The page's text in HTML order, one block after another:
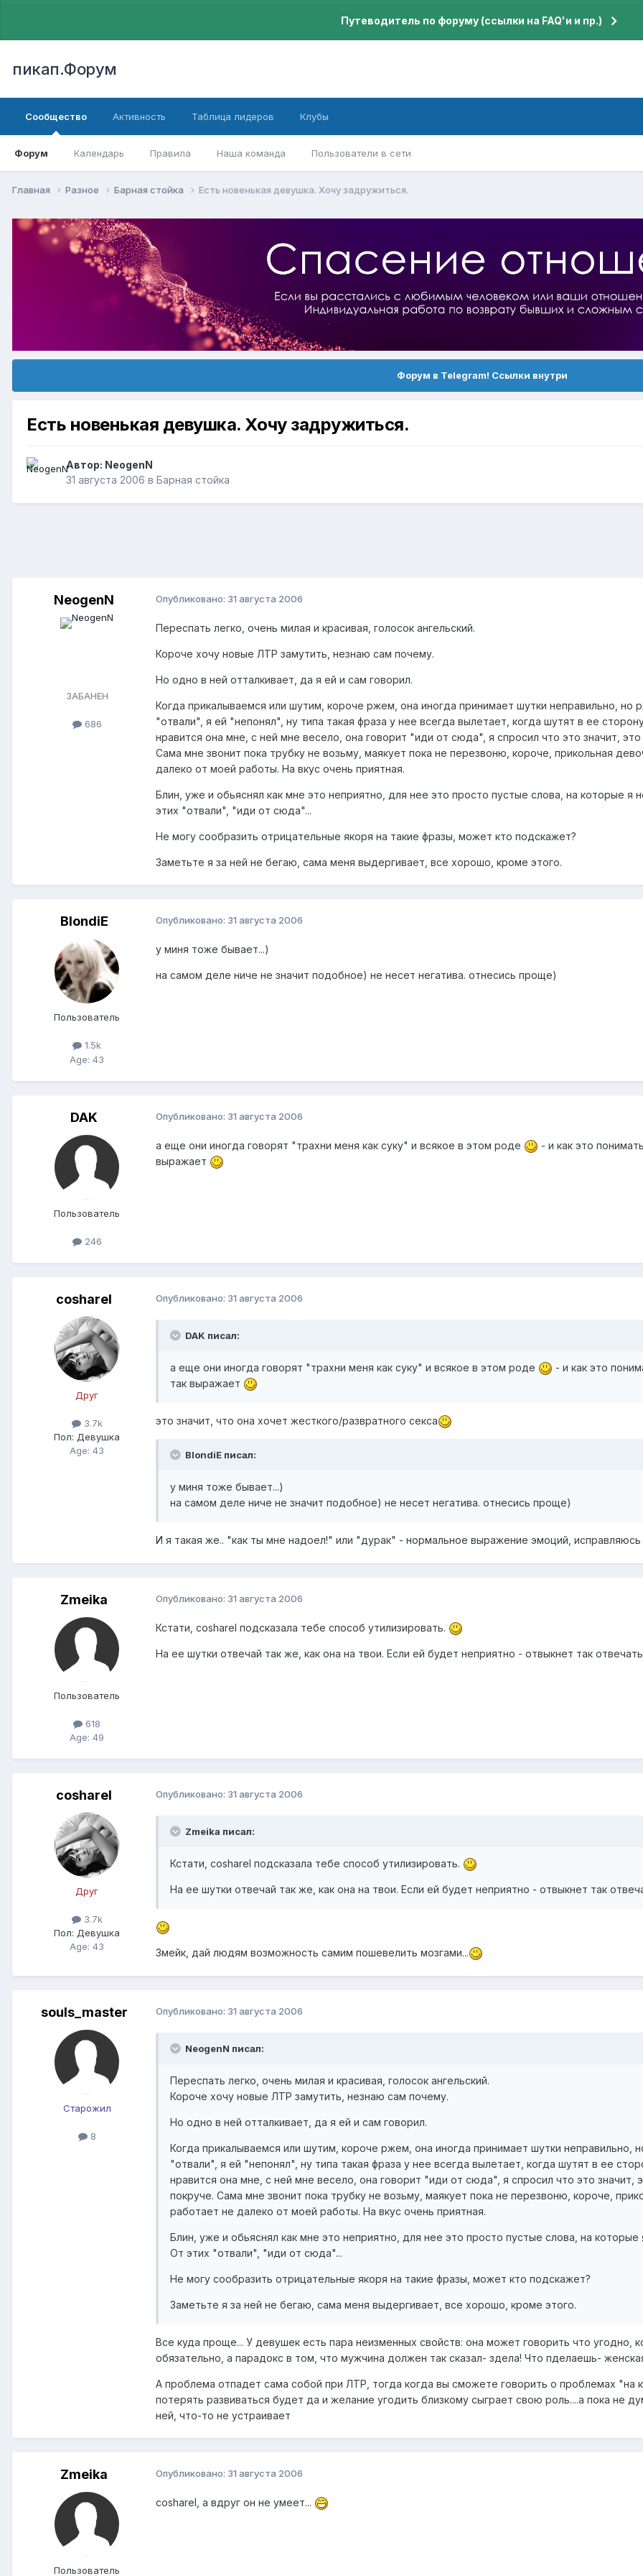
Путеводитель по форуму (ссылки на FAQ'и и пр.)
пикап.Форум
Сообщество
Форум Календарь Правила Наша команда Пользователи в сети
Активность Таблица лидеров Клубы
Главная Разное Барная стойка Есть новенькая девушка. Хочу задружиться.
Форум в Telegram! Ссылки внутри
Есть новенькая девушка. Хочу задружиться.
Автор: NeogenN
31 августа 2006 в Барная стойка
NeogenN
ЗАБАНЕН
686
Опубликовано: 31 августа 2006
Переспать легко, очень милая и красивая, голосок ангельский.
Короче хочу новые ЛТР замутить, незнаю сам почему.
Но одно в ней отталкивает, да я ей и сам говорил.
Когда прикалываемся или шутим, короче ржем, она иногда принимает шутки неправильно, но
"отвали", я ей "непонял", ну типа такая фраза у нее всегда вылетает, когда шутят в ее
нравится она мне, с ней мне весело, она говорит "иди от сюда", я спросил что это значит,
Сама мне звонит пока трубку не возьму, маякует пока не перезвоню, короче, прикольная
далеко от моей работы. На вкус очень приятная.
Блин, уже и обьяснял как мне это неприятно, для нее это просто пустые слова, на которые
этих "отвали", "иди от сюда"...
Не могу сообразить отрицательные якоря на такие фразы, может кто подскажет?
Заметьте я за ней не бегаю, сама меня выдергивает, все хорошо, кроме этого.
BlondiE
Пользователь
1.5k
Age: 43
Опубликовано: 31 августа 2006
у миня тоже бывает...)
на самом деле ниче не значит подобное) не несет негатива. отнесись проще)
DAK
Пользователь
246
Опубликовано: 31 августа 2006
а еще они иногда говорят "трахни меня как суку" и всякое в этом роде
- и как это
выражает
cosharel
Друг
3.7k
Пол: Девушка
Age: 43
Опубликовано: 31 августа 2006
DAK писал:
а еще они иногда говорят "трахни меня как суку" и всякое в этом роде
- и как это
так выражает
это значит, что она хочет жесткого/развратного секса
BlondiE писал:
у миня тоже бывает...)
на самом деле ниче не значит подобное) не несет негатива. отнесись проще)
И я такая же.. "как ты мне надоел!" или "дурак" - нормальное выражение эмоций, исправляюсь
Zmeika
Пользователь
618
Age: 49
Опубликовано: 31 августа 2006
Кстати, cosharel подсказала тебе способ утилизировать.
На ее шутки отвечай так же, как она на твои. Если ей будет неприятно - отвыкнет так
cosharel
Друг
3.7k
Пол: Девушка
Age: 43
Опубликовано: 31 августа 2006
Zmeika писал:
Кстати, cosharel подсказала тебе способ утилизировать.
На ее шутки отвечай так же, как она на твои. Если ей будет неприятно - отвыкнет так
Змейк, дай людям возможность самим пошевелить мозгами...
souls_master
Старожил
8
Опубликовано: 31 августа 2006
NeogenN писал:
Переспать легко, очень милая и красивая, голосок ангельский.
Короче хочу новые ЛТР замутить, незнаю сам почему.
Но одно в ней отталкивает, да я ей и сам говорил.
Когда прикалываемся или шутим, короче ржем, она иногда принимает шутки неправильно,
"отвали", я ей "непонял", ну типа такая фраза у нее всегда вылетает, когда шутят в ее
нравится она мне, с ней мне весело, она говорит "иди от сюда", я спросил что это значит,
покруче. Сама мне звонит пока трубку не возьму, маякует пока не перезвоню, короче,
работает не далеко от моей работы. На вкус очень приятная.
Блин, уже и обьяснял как мне это неприятно, для нее это просто пустые слова, на
От этих "отвали", "иди от сюда"...
Не могу сообразить отрицательные якоря на такие фразы, может кто подскажет?
Заметьте я за ней не бегаю, сама меня выдергивает, все хорошо, кроме этого.
Все куда проще... У девушек есть пара неизменных свойств: она может говорить что угодно,
обязательно, а парадокс в том, что мужчина должен так сказал- здела! Что пделаешь-
А проблема отпадет сама собой при ЛТР, тогда когда вы сможете говорить о проблемах "на
потерять развиваться будет да и желание угодить близкому сыграет свою роль....а пока не
ней, что-то не устраивает
Zmeika
Пользователь
Опубликовано: 31 августа 2006
сosharel, а вдруг он не умеет...